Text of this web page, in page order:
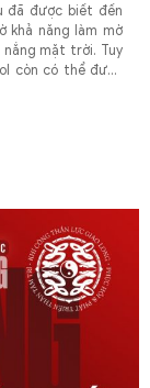
đã được biết đến
khả năng làm mờ
nắng mặt trời. Tuy
còn có thể được